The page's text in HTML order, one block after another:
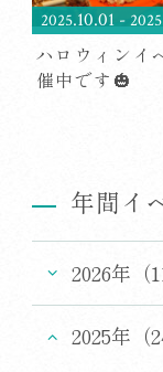
2025.10.01 -2025
ハロウィンイ
催中です🎃
年間イ
2026年（
2025年（